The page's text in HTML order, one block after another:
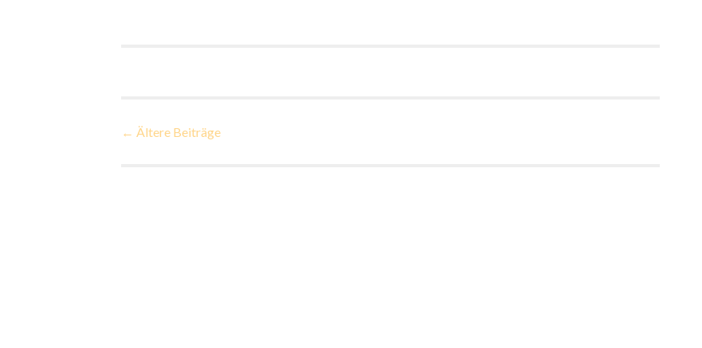
Beiträge-
← Ältere Beiträge